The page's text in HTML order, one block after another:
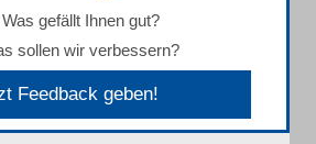
Was gefällt Ihnen gut?
sollen wir verbessern?
Feedback geben!